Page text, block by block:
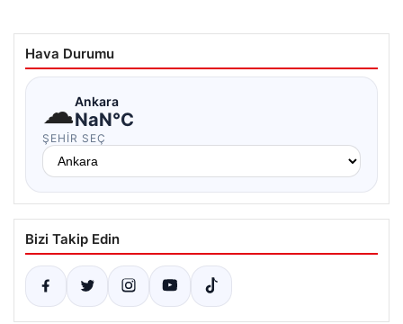
Hava Durumu
☁Ankara
NaN°C
ŞEHIR SEÇ
Bizi Takip Edin